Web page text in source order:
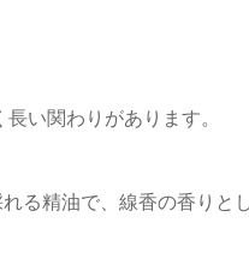
い関わりがあります。
る精油で、線香の香りと